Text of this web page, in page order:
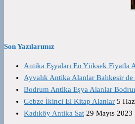
Son Yazılarımız
Antika Eşyaları En Yüksek Fiyatla
Ayvalık Antika Alanlar Balıkesir de
Bodrum Antika Eşya Alanlar
Gebze İkinci El Kitap Alanlar 5
Kadıköy Antika Sat 29 Mayıs 2023